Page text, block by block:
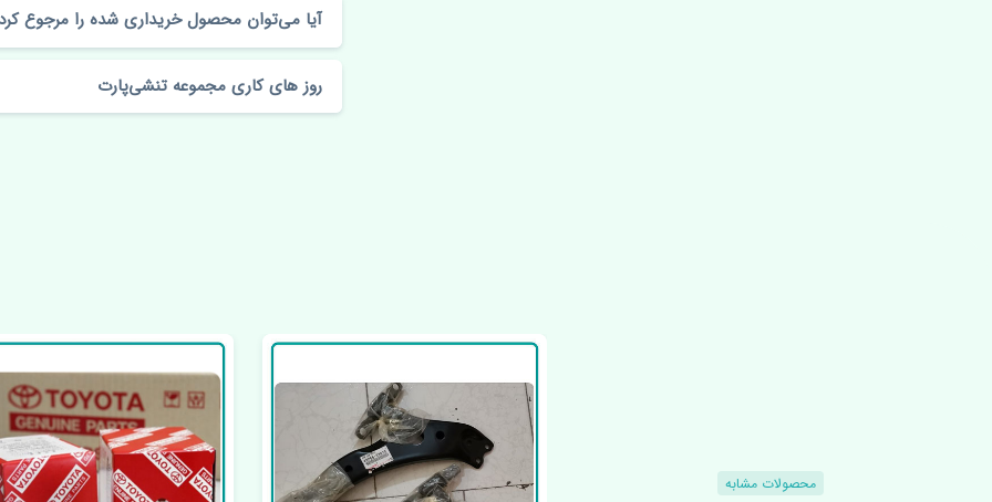
آیا می‌توان محصول خریداری شده را مرجوع
روز های کاری مجموعه تنشی‌پارت
محصولات مشابه